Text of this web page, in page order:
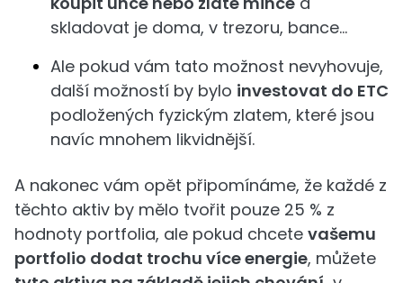
skladovat je doma, v trezoru, bance...
Ale pokud vám tato možnost nevyhovuje,
další možností by bylo investovat do ETC
podložených fyzickým zlatem, které jsou
navíc mnohem likvidnější.
A nakonec vám opět připomínáme, že každé z
těchto aktiv by mělo tvořit pouze 25 % z
hodnoty portfolia, ale pokud chcete vašemu
portfolio dodat trochu více energie, můžete